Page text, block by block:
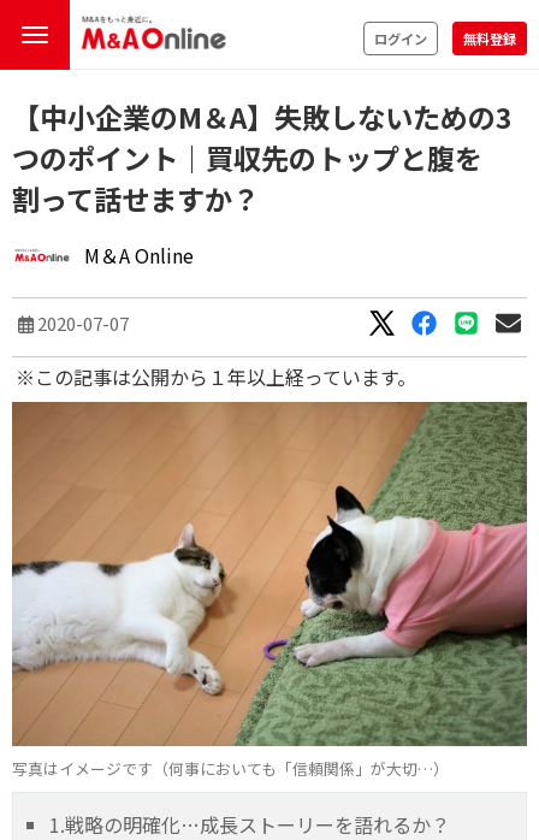
ログイン 無料登録
【中小企業のM＆A】失敗しないための3
つのポイント｜買収先のトップと腹を
割って話せますか？
M＆A Online
2020-07-07
※この記事は公開から１年以上経っています。
写真はイメージです（何事においても「信頼関係」が大切…）
1.戦略の明確化…成長ストーリーを語れるか？